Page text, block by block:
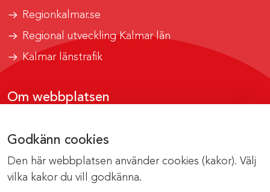
Godkänn cookies
Den här webbplatsen använder cookies (kakor). Välj
vilka kakor du vill godkänna.
Regionkalmar.se
Regional utveckling Kalmar län
Kalmar länstrafik
Om webbplatsen
Om cookies
Kontakta webbredaktionen